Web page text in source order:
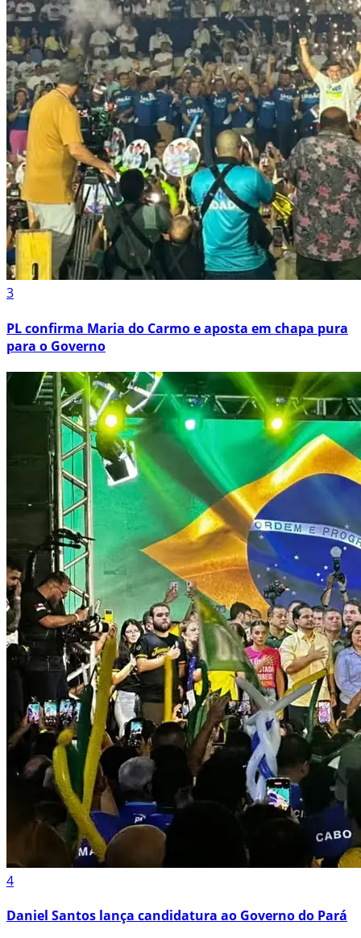
3
PL confirma Maria do Carmo e aposta em chapa pura
para o Governo
4
Daniel Santos lança candidatura ao Governo do Pará